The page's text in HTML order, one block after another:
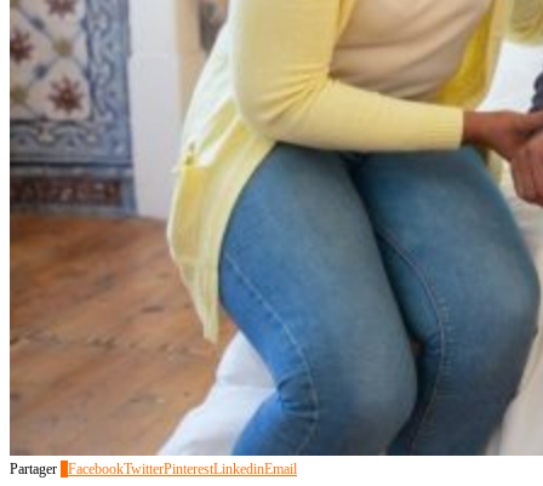
Partager FacebookTwitterPinterestLinkedinEmail